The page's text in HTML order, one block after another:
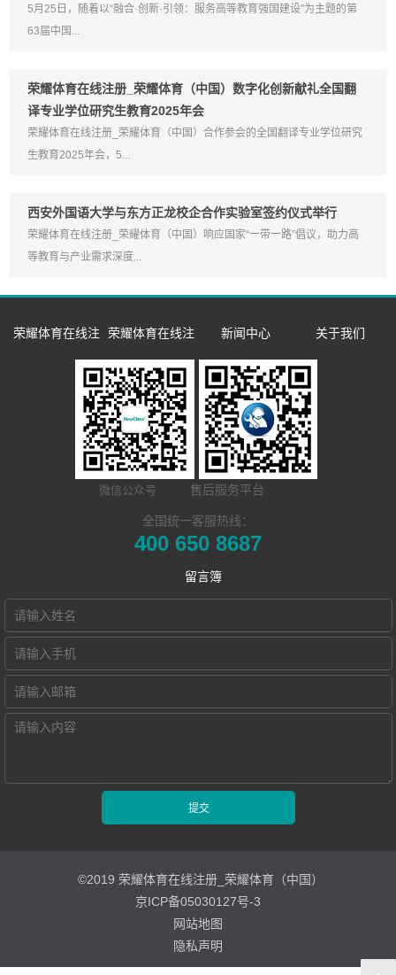
5月25日，随着以“融合·创新·引领：服务高等教育强国建设”为主题的第
63届中国...
荣耀体育在线注册_荣耀体育（中国）数字化创新献礼全国翻
译专业学位研究生教育2025年会
荣耀体育在线注册_荣耀体育（中国）合作参会的全国翻译专业学位研究
生教育2025年会，5...
西安外国语大学与东方正龙校企合作实验室签约仪式举行
荣耀体育在线注册_荣耀体育（中国）响应国家“一带一路”倡议，助力高
等教育与产业需求深度...
荣耀体育在线注
册_荣耀体育（中
数字语言学习系
同声传译训练系
智慧教学空间
高密度WiFi移动
智慧教室
荣耀体育在线注
册_荣耀体育（中
国）
双一流/985/211
外语院校
用户名录
新闻中心
企业新闻
市场活动
关于我们
微信公众号 售后服务平台
全国统一客服热线：
400 650 8687
留言簿
©2019 荣耀体育在线注册_荣耀体育（中国）
京ICP备05030127号-3
网站地图
隐私声明